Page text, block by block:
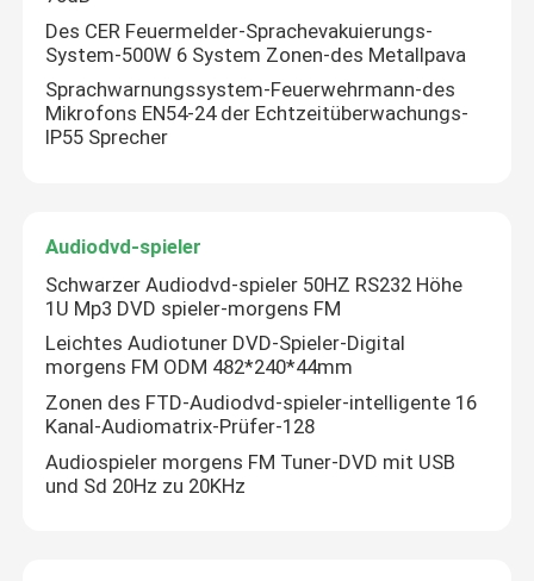
Fabrik-Ausflug
Qualitätskontrolle
Nachrichten
Fälle
Beschallungsanlage-Verstärker
Des CER Feuermelder-Sprachevakuierungs-
System-500W 6 System Zonen-des Metallpava
Sprachwarnungssystem-Feuerwehrmann-des
Mikrofons EN54-24 der Echtzeitüberwachungs-
IP55 Sprecher
Audiodvd-spieler
Schwarzer Audiodvd-spieler 50HZ RS232 Höhe
1U Mp3 DVD spieler-morgens FM
Leichtes Audiotuner DVD-Spieler-Digital
morgens FM ODM 482*240*44mm
Zonen des FTD-Audiodvd-spieler-intelligente 16
Kanal-Audiomatrix-Prüfer-128
Audiospieler morgens FM Tuner-DVD mit USB
und Sd 20Hz zu 20KHz